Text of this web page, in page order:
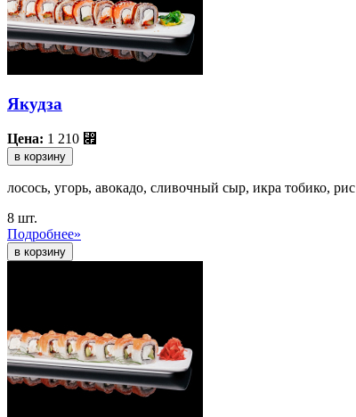
Якудза
Цена: 1 210 ⃏
в корзину
лосось, угорь, авокадо, сливочный сыр, икра тобико, рис
8 шт.
Подробнее»